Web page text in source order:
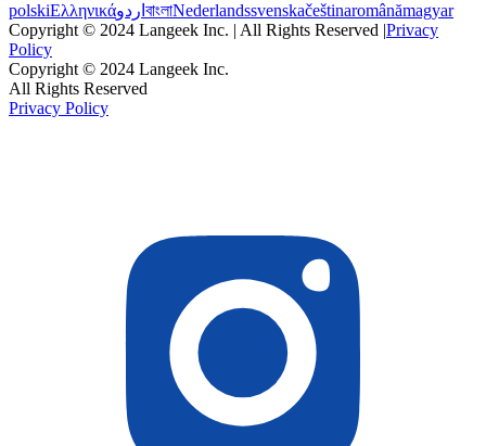
polskiΕλληνικάاردو বাংলাNederlandssvenskačeštinaromânămagyar
Copyright © 2024 Langeek Inc. | All Rights Reserved |Privacy
Policy
Copyright © 2024 Langeek Inc.
All Rights Reserved
Privacy Policy